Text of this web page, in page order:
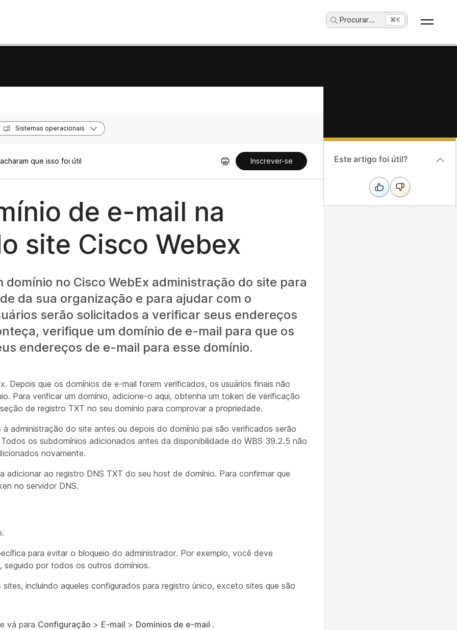
Procurar... ⌘K
Sistemas operacionais
que isso foi útil Inscrever-se
de e-mail na
site Cisco Webex
no Cisco WebEx administração do site para
da sua organização e para ajudar com o
serão solicitados a verificar seus endereços
verifique um domínio de e-mail para que os
endereços de e-mail para esse domínio.
Depois que os domínios de e-mail forem verificados, os usuários finais não
Para verificar um domínio, adicione-o aqui, obtenha um token de verificação
de registro TXT no seu domínio para comprovar a propriedade.
administração do site antes ou depois do domínio pai são verificados serão
os subdomínios adicionados antes da disponibilidade do WBS 39.2.5 não
novamente.
adicionar ao registro DNS TXT do seu host de domínio. Para confirmar que
no servidor DNS.
para evitar o bloqueio do administrador. Por exemplo, você deve
seguido por todos os outros domínios.
incluindo aqueles configurados para registro único, exceto sites que são
vá para Configuração > E-mail > Domínios de e-mail .
Este artigo foi útil?